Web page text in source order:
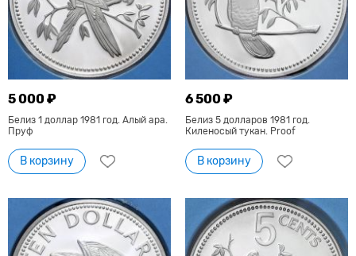
5 000 ₽
Белиз 1 доллар 1981 год. Алый ара.
Пруф
В корзину
6 500 ₽
Белиз 5 долларов 1981 год.
Киленосый тукан. Proof
В корзину